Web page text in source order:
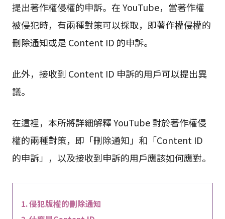
提出著作權侵權的申訴。在 YouTube，當著作權
被侵犯時，有兩種對策可以採取，即著作權侵權的
刪除通知或是 Content ID 的申訴。
此外，接收到 Content ID 申訴的用戶可以提出異
議。
在這裡，本所將詳細解釋 YouTube 對於著作權侵
權的兩種對策，即「刪除通知」和「Content ID
的申訴」，以及接收到申訴的用戶應該如何應對。
侵犯版權的刪除通知